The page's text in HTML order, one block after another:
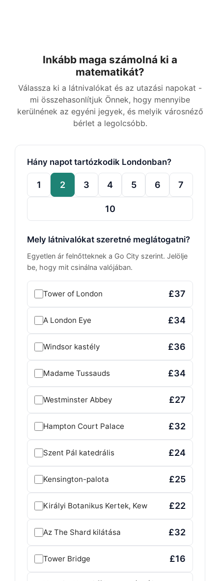
Inkább maga számolná ki a
matematikát?
Válassza ki a látnivalókat és az utazási napokat -
mi összehasonlítjuk Önnek, hogy mennyibe
kerülnének az egyéni jegyek, és melyik városnéző
bérlet a legolcsóbb.
Hány napot tartózkodik Londonban?
1 2 3 4 5 6 7
10
Mely látnivalókat szeretné meglátogatni?
Egyetlen ár felnőtteknek a Go City szerint. Jelölje
be, hogy mit csinálna valójában.
Tower of London £37
A London Eye £34
Windsor kastély £36
Madame Tussauds £34
Westminster Abbey £27
Hampton Court Palace £32
Szent Pál katedrális £24
Kensington-palota £25
Királyi Botanikus Kertek, Kew £22
Az The Shard kilátása £32
Tower Bridge £16